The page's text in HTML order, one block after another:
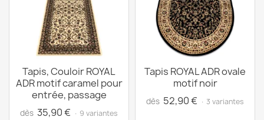
Tapis, Couloir ROYAL
ADR motif caramel pour
entrée, passage
dès 35,90 € · 9 variantes
Tapis ROYAL ADR ovale
motif noir
dès 52,90 € · 3 variantes